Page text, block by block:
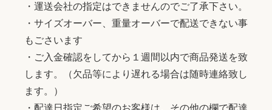
・運送会社の指定はできませんのでご了承下さい。
・サイズオーバー、重量オーバーで配送できない事
もごさいます
・ご入金確認をしてから１週間以内で商品発送を致
します。（欠品等により遅れる場合は随時連絡致し
ます。）
・配達日指定ご希望のお客様は、その他の欄で配達